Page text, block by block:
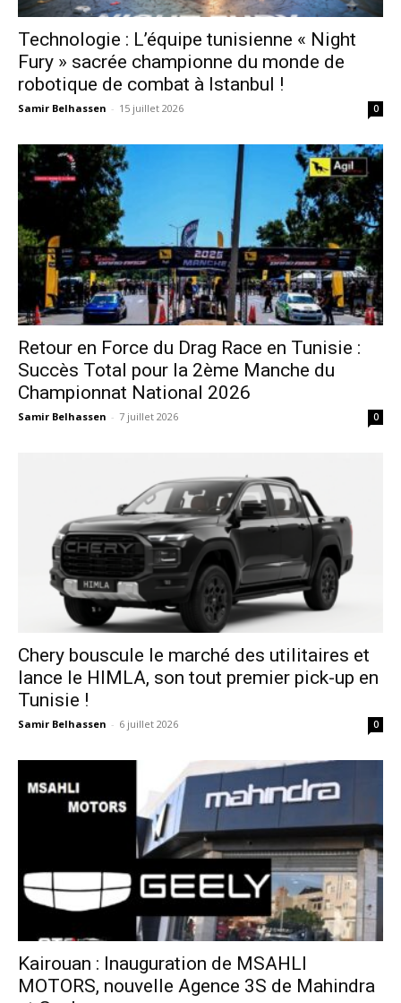
Technologie : L’équipe tunisienne « Night
Fury » sacrée championne du monde de
robotique de combat à Istanbul !
Samir Belhassen - 15 juillet 2026 0
Retour en Force du Drag Race en Tunisie :
Succès Total pour la 2ème Manche du
Championnat National 2026
Samir Belhassen - 7 juillet 2026 0
Chery bouscule le marché des utilitaires et
lance le HIMLA, son tout premier pick-up en
Tunisie !
Samir Belhassen - 6 juillet 2026 0
Kairouan : Inauguration de MSAHLI
MOTORS, nouvelle Agence 3S de Mahindra